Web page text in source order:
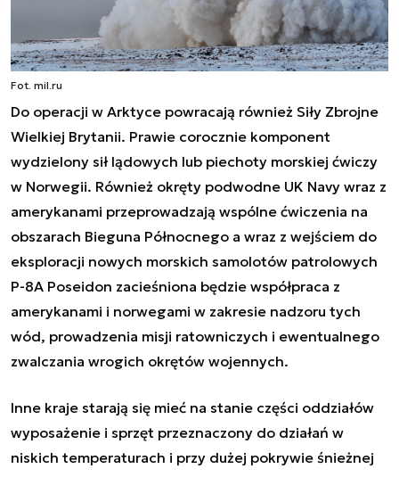
Fot. mil.ru
Do operacji w Arktyce powracają również Siły Zbrojne
Wielkiej Brytanii. Prawie corocznie komponent
wydzielony sił lądowych lub piechoty morskiej ćwiczy
w Norwegii. Również okręty podwodne UK Navy wraz z
amerykanami przeprowadzają wspólne ćwiczenia na
obszarach Bieguna Północnego a wraz z wejściem do
eksploracji nowych morskich samolotów patrolowych
P-8A Poseidon zacieśniona będzie współpraca z
amerykanami i norwegami w zakresie nadzoru tych
wód, prowadzenia misji ratowniczych i ewentualnego
zwalczania wrogich okrętów wojennych.
Inne kraje starają się mieć na stanie części oddziałów
wyposażenie i sprzęt przeznaczony do działań w
niskich temperaturach i przy dużej pokrywie śnieżnej